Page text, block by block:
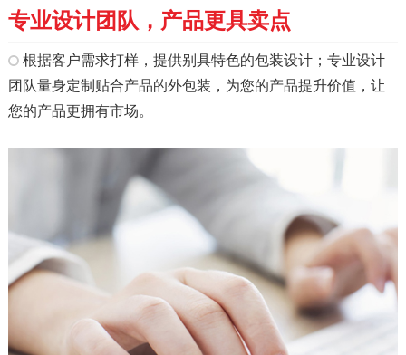
专业设计团队，产品更具卖点
根据客户需求打样，提供别具特色的包装设计；专业设计
团队量身定制贴合产品的外包装，为您的产品提升价值，让
您的产品更拥有市场。